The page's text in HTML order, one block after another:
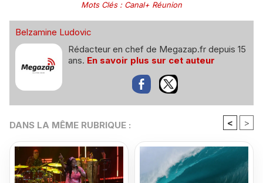
Mots Clés: Canal+ Réunion
Belzamine Ludovic
Rédacteur en chef de Megazap.fr depuis 15
ans. En savoir plus sur cet auteur
DANS LA MÊME RUBRIQUE : < >